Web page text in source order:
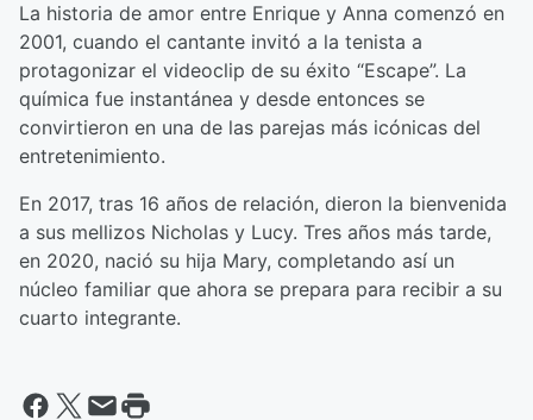
La historia de amor entre Enrique y Anna comenzó en
2001, cuando el cantante invitó a la tenista a
protagonizar el videoclip de su éxito “Escape”. La
química fue instantánea y desde entonces se
convirtieron en una de las parejas más icónicas del
entretenimiento.
En 2017, tras 16 años de relación, dieron la bienvenida
a sus mellizos Nicholas y Lucy. Tres años más tarde,
en 2020, nació su hija Mary, completando así un
núcleo familiar que ahora se prepara para recibir a su
cuarto integrante.